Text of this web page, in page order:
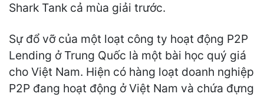
Shark Tank cả mùa giải trước.
Sự đổ vỡ của một loạt công ty hoạt động P2P
Lending ở Trung Quốc là một bài học quý giá
cho Việt Nam. Hiện có hàng loạt doanh nghiệp
P2P đang hoạt động ở Việt Nam và chứa đựng